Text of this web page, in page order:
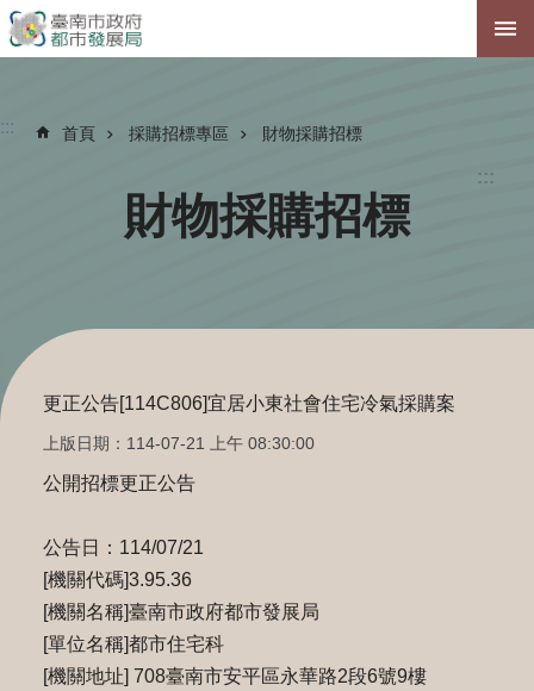
跳到主要內容區塊
:::
::: 首頁 採購招標專區 財物採購招標
財物採購招標
更正公告[114C806]宜居小東社會住宅冷氣採購案
上版日期：114-07-21 上午 08:30:00
公開招標更正公告
公告日：114/07/21
[機關代碼]3.95.36
[機關名稱]臺南市政府都市發展局
[單位名稱]都市住宅科
[機關地址] 708臺南市安平區永華路2段6號9樓